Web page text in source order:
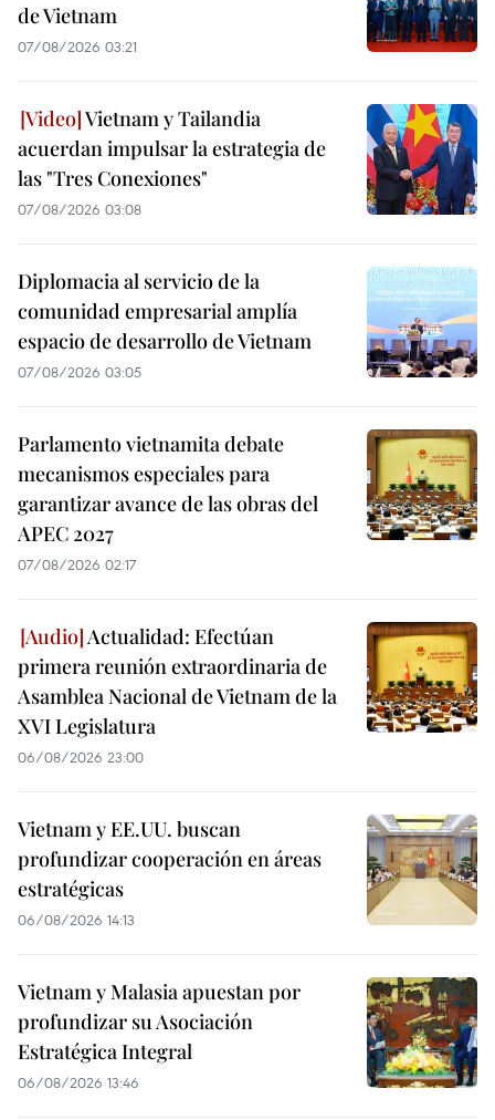
de Vietnam
07/08/2026 03:21
Vietnam y Tailandia
acuerdan impulsar la estrategia de
las "Tres Conexiones"
07/08/2026 03:08
Diplomacia al servicio de la
comunidad empresarial amplía
espacio de desarrollo de Vietnam
07/08/2026 03:05
Parlamento vietnamita debate
mecanismos especiales para
garantizar avance de las obras del
APEC 2027
07/08/2026 02:17
Actualidad: Efectúan
primera reunión extraordinaria de
Asamblea Nacional de Vietnam de la
XVI Legislatura
06/08/2026 23:00
Vietnam y EE.UU. buscan
profundizar cooperación en áreas
estratégicas
06/08/2026 14:13
Vietnam y Malasia apuestan por
profundizar su Asociación
Estratégica Integral
06/08/2026 13:46